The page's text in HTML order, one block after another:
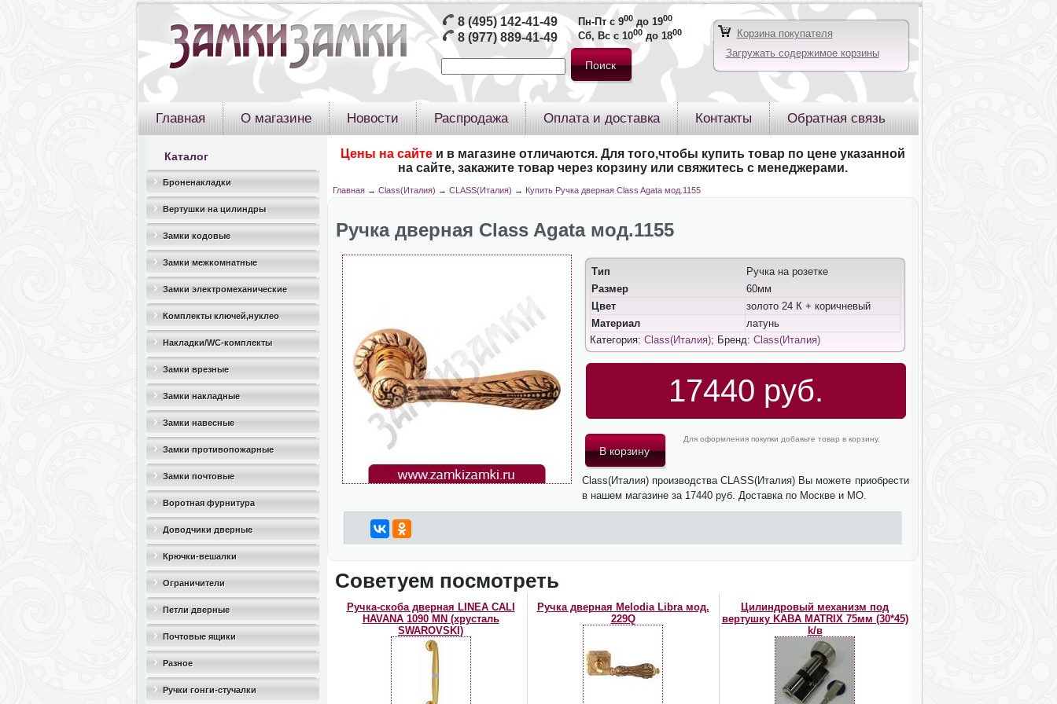
8 (495) 142-41-49
8 (977) 889-41-49
Пн-Пт с 900до 1900
Сб, Вс с 1000до 1800
Корзина покупателя
Загружать содержимое корзины
Главная О магазине Новости Распродажа Оплата и доставка Контакты Обратная связь
Каталог
Броненакладки
Вертушки на цилиндры
Замки кодовые
Замки межкомнатные
Замки электромеханические
Комплекты ключей,нуклео
Накладки/WC-комплекты
Замки врезные
Замки накладные
Замки навесные
Замки противопожарные
Замки почтовые
Воротная фурнитура
Доводчики дверные
Крючки-вешалки
Ограничители
дверные(стопоры)
Петли дверные
Почтовые ящики
Разное
Ручки гонги-стучалки
Цены на сайте и в магазине отличаются. Для того,чтобы купить товар по цене указанной
на сайте, закажите товар через корзину или свяжитесь с менеджерами.
Главная →Class(Италия) →CLASS(Италия) → Купить Ручка дверная Class Agata мод.1155
Ручка дверная Class Agata мод.1155
Тип
Ручка на розетке
Размер
60мм
Цвет
золото 24 К + коричневый
Материал
латунь
Категория: Class(Италия); Бренд: Class(Италия)
17440 руб.
Для оформления покупки добавьте товар в корзину.
Class(Италия) производства CLASS(Италия) Вы можете приобрести
в нашем магазине за 17440 руб. Доставка по Москве и МО.
Советуем посмотреть
Ручка-скоба дверная LINEA CALI
HAVANA 1090 MN (хрусталь
SWAROVSKI)
Ручка дверная Melodia Libra мод.
229Q
Цилиндровый механизм под
вертушку KABA MATRIX 75мм (30*45)
k/в